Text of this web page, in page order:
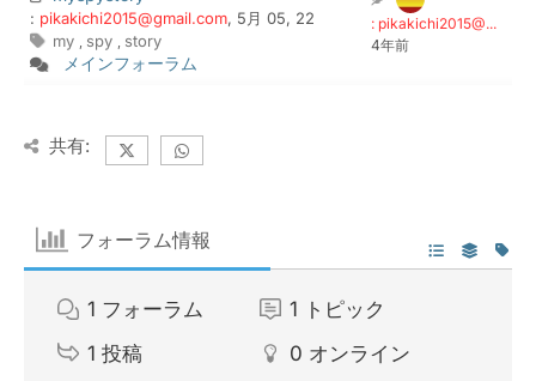
: pikakichi2015@gmail.com, 5月 05, 22
my
spy story
メインフォーラム
: pikakichi2015@...
4年前
共有:
フォーラム情報
1 フォーラム 1 トピック
1 投稿 0 オンライン